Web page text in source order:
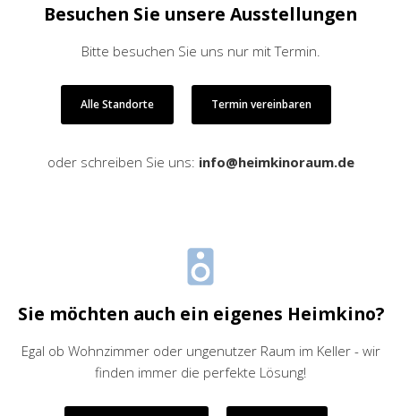
Besuchen Sie unsere Ausstellungen
Bitte besuchen Sie uns nur mit Termin.
Alle Standorte Termin vereinbaren
oder schreiben Sie uns: info@heimkinoraum.de
Sie möchten auch ein eigenes Heimkino?
Egal ob Wohnzimmer oder ungenutzer Raum im Keller - wir
finden immer die perfekte Lösung!